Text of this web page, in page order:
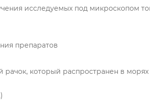
исследуемых под микроскопом
препаратов
который распространен в